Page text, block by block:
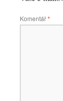
Komentář*